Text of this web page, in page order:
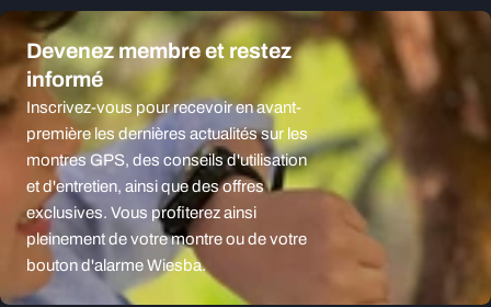
Devenez membre et restez
informé
Inscrivez-vous pour recevoir en avant-
première les dernières actualités sur les
montres GPS, des conseils d'utilisation
et d'entretien, ainsi que des offres
exclusives. Vous profiterez ainsi
pleinement de votre montre ou de votre
bouton d'alarme Wiesba.